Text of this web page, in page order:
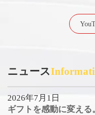
ニュース
2026年7月1日
ギフトを感動に変え